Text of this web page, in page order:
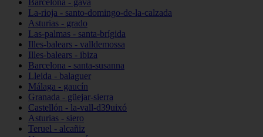
Barcelona - gavà
La-rioja - santo-domingo-de-la-calzada
Asturias - grado
Las-palmas - santa-brígida
Illes-balears - valldemossa
Illes-balears - ibiza
Barcelona - santa-susanna
Lleida - balaguer
Málaga - gaucín
Granada - güejar-sierra
Castellón - la-vall-d39uixó
Asturias - siero
Teruel - alcañiz